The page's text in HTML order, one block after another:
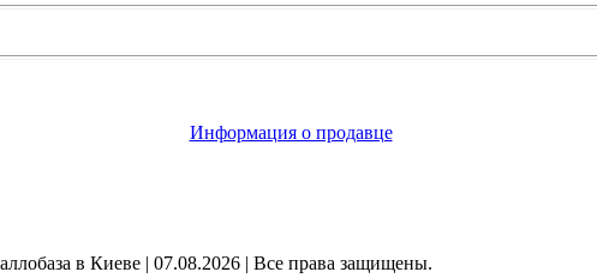
Информация о продавце
в Киеве | 07.08.2026 | Все права защищены.